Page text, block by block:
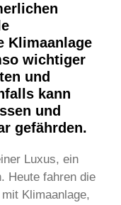
Klimaanlage
wichtiger
und
kann
und
gefährden.
Luxus, ein
Heute fahren die
Klimaanlage,